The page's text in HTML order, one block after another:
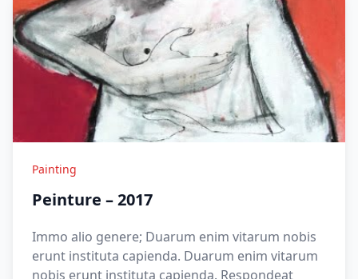
Painting
Peinture – 2017
Immo alio genere; Duarum enim vitarum nobis
erunt instituta capienda. Duarum enim vitarum
nobis erunt instituta capienda. Respondeat